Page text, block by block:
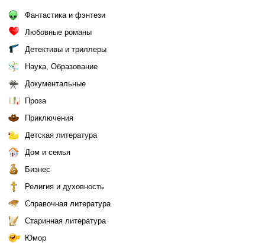
Фантастика и фэнтези
Любовные романы
Детективы и триллеры
Наука, Образование
Документальные
Проза
Приключения
Детская литература
Дом и семья
Бизнес
Религия и духовность
Справочная литература
Старинная литература
Юмор